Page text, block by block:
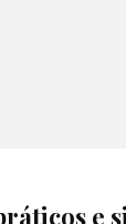
e